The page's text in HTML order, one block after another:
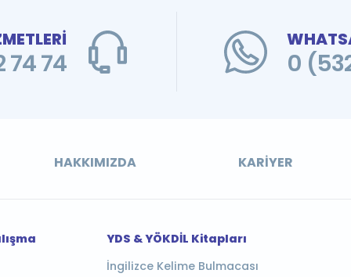
74 0
HAKKIMIZDA KARIYER
YDS & YÖKDİL Kitapları
İngilizce Kelime Bulmacası